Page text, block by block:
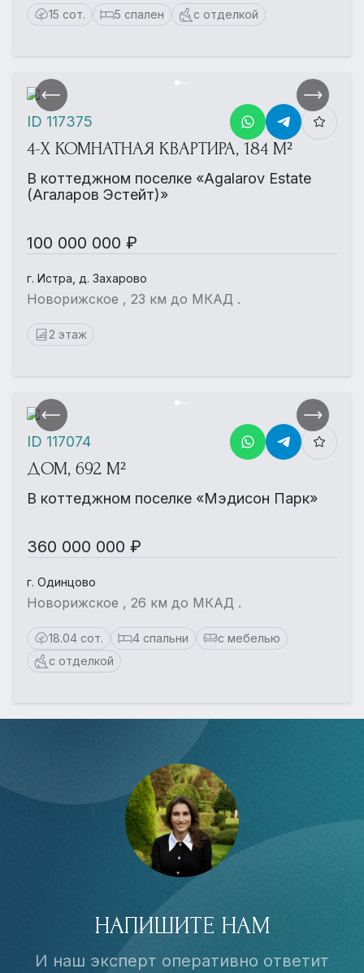
15 сот. 5 спален с отделкой
4-Х КОМНАТНАЯ КВАРТИРА, 184 М²
В коттеджном поселке «Agalarov Estate
(Агаларов Эстейт)»
100 000 000 ₽
г. Истра, д. Захарово
Новорижское , 23 км до МКАД .
2 этаж
ID 117375
ДОМ, 692 М²
В коттеджном поселке «Мэдисон Парк»
360 000 000 ₽
г. Одинцово
Новорижское , 26 км до МКАД .
18.04 сот. 4 спальни
с мебелью
с отделкой
ID 117074
НАПИШИТЕ НАМ
И наш эксперт оперативно ответит